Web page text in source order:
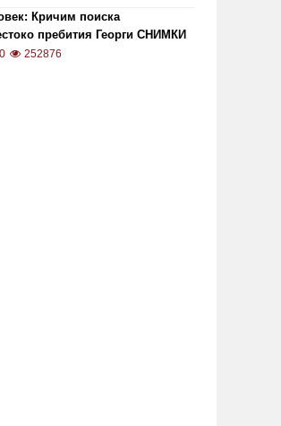
Кричим поиска
пребития Георги СНИМКИ
0 252876